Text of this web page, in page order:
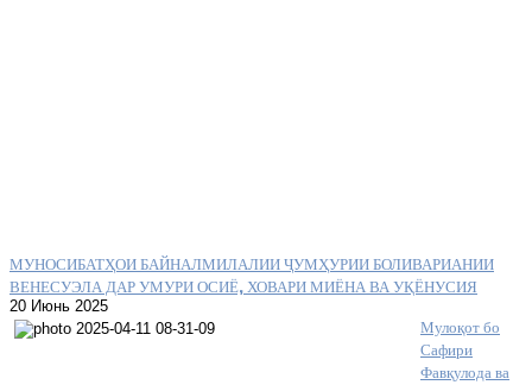
МУНОСИБАТҲОИ БАЙНАЛМИЛАЛИИ ҶУМҲУРИИ БОЛИВАРИАНИИ
ВЕНЕСУЭЛА ДАР УМУРИ ОСИЁ, ХОВАРИ МИЁНА ВА УҚЁНУСИЯ
20 Июнь 2025
Мулоқот бо
Сафири
Фавқулода ва